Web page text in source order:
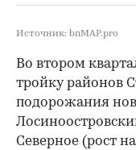
Источник: bnMAP.pro
Во втором
тройку районов
подорожания
Северное (рост